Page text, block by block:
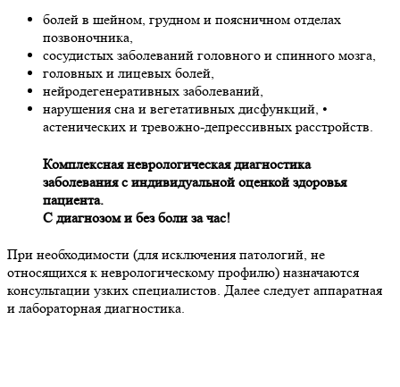
болей в шейном, грудном и поясничном отделах
позвоночника,
сосудистых заболеваний головного и спинного мозга,
головных и лицевых болей,
нейродегенеративных заболеваний,
нарушения сна и вегетативных дисфункций, •
астенических и тревожно-депрессивных расстройств.
Комплексная неврологическая диагностика
заболевания с индивидуальной оценкой здоровья
пациента.
С диагнозом и без боли за час!
При необходимости (для исключения патологий, не
относящихся к неврологическому профилю) назначаются
консультации узких специалистов. Далее следует аппаратная
и лабораторная диагностика.